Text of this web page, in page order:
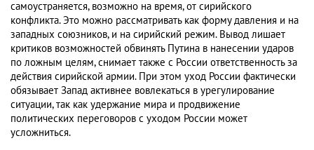
самоустраняется, возможно на время, от сирийского
конфликта. Это можно рассматривать как форму давления и на
западных союзников, и на сирийский режим. Вывод лишает
критиков возможностей обвинять Путина в нанесении ударов
по ложным целям, снимает также с России ответственность за
действия сирийской армии. При этом уход России фактически
обязывает Запад активнее вовлекаться в урегулирование
ситуации, так как удержание мира и продвижение
политических переговоров с уходом России может
усложниться.